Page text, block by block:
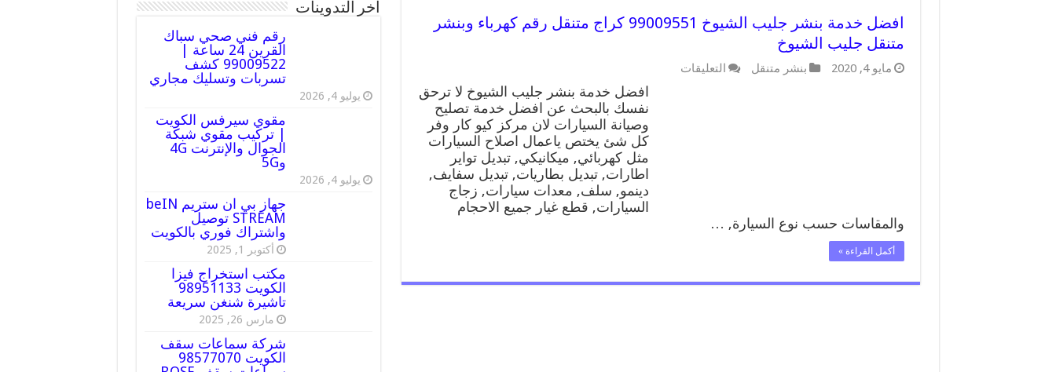
افضل خدمة بنشر جليب الشيوخ 99009551 كراج متنقل رقم كهرباء وبنشر
متنقل جليب الشيوخ
مايو 4, 2020 بنشر متنقل التعليقات
الشيوخ
99009551
مغلقة
افضل خدمة بنشر جليب الشيوخ لا ترحق
نفسك بالبحث عن افضل خدمة تصليح
وصيانة السيارات لان مركز كيو كار وفر
كل شئ يختص ياعمال اصلاح السيارات
مثل كهربائي, ميكانيكي, تبديل تواير
اطارات, تبديل بطاريات, تبديل سفايف,
دينمو, سلف, معدات سيارات, زجاج
السيارات, قطع غيار جميع الاحجام
والمقاسات حسب نوع السيارة, …
أكمل القراءة »
أخر التدوينات
رقم فني صحي سباك
القرين 24 ساعة |
99009522 كشف
تسربات وتسليك مجاري
يوليو 4, 2026
مقوي سيرفس الكويت
| تركيب مقوي شبكة
الجوال والإنترنت 4G
و5G
يوليو 4, 2026
جهاز بي ان ستريم beIN
STREAM توصيل
واشتراك فوري بالكويت
أكتوبر 1, 2025
مكتب استخراج فيزا
الكويت 98951133
تاشيرة شنغن سريعة
مارس 26, 2025
شركة سماعات سقف
الكويت 98577070